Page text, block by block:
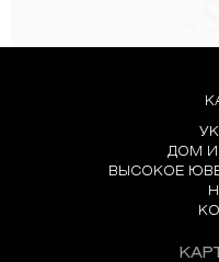
ДОМ И
ВЫСОКОЕ